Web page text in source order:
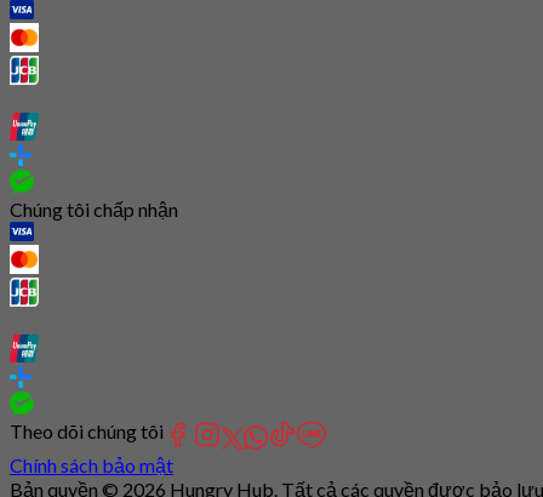
Chúng tôi chấp nhận
Theo dõi chúng tôi
Chính sách bảo mật
Bản quyền © 2026 Hungry Hub. Tất cả các quyền được bảo